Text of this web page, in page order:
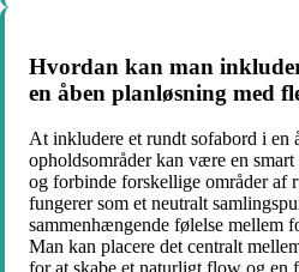
Hvordan kan man
en åben planløsning med
At inkludere et rundt sofabord i en
opholdsområder kan være en
og forbinde forskellige områder af
fungerer som et neutralt
sammenhængende følelse mellem
Man kan placere det centralt